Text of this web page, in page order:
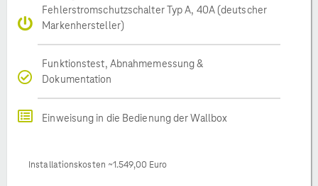
Fehlerstromschutzschalter Typ A, 40A (deutscher
Markenhersteller)
Funktionstest, Abnahmemessung &
Dokumentation
Einweisung in die Bedienung der Wallbox
Installationskosten ~1.549,00 Euro